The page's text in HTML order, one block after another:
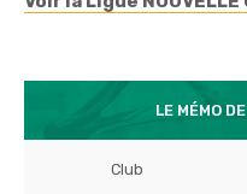
LE MÉMO
Club